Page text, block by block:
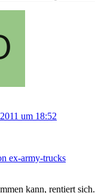
um 18:52
ex-army-trucks
kann, rentiert sich.